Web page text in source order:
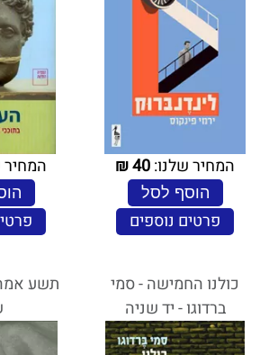
המחיר שלנו:40
₪
הוסף לסל
פרטים נוספים
המחיר
כולנו החמישה - סמי
ברדוגו - יד שניה
תשע